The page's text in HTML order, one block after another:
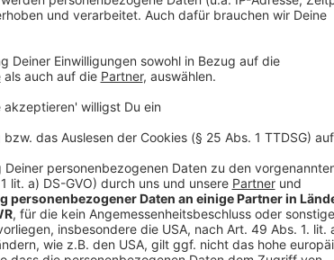
Kreis Mettmann etwas durcheinander. Sie ziehen
Dezember vor; ursprünglich wollte die Linke im
Mitgliedern suchen.
Ratingen: Mehrkampf-Meeting fällt aus
Ein Treffen hochkarätiger Leichtathleten muss
Ratingen findet nächstes Jahr nicht statt. Das
dpa berichtet. Grund seien Terminverschiebungen
Weltmeisterschaften in Tokio, die im September
in Ratingen zusammen. Für die
Treffen, das weltweit anerkannt ist. Nach jetzigem